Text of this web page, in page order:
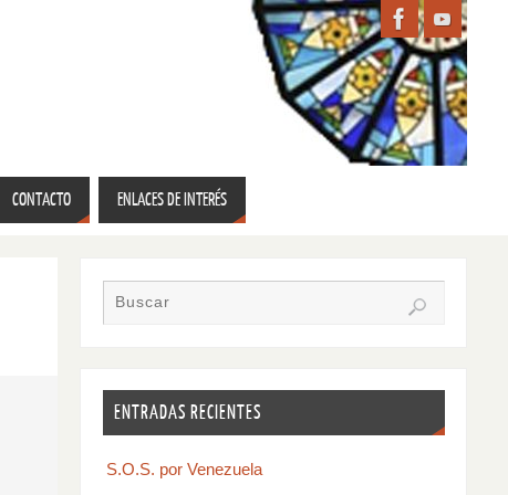
CONTACTO ENLACES DE INTERÉS
ENTRADAS RECIENTES
S.O.S. por Venezuela